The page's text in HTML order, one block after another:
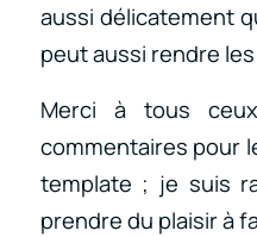
aussi délicatement
peut aussi rendre
Merci à tous
commentaires pour
template ; je suis
prendre du plaisir à